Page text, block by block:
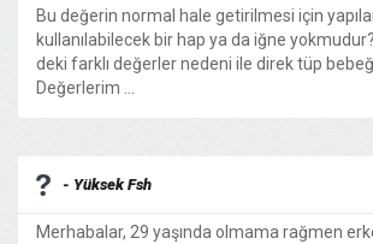
Bu değerin normal hale getirilmesi için
kullanılabilecek bir hap ya da iğne
deki farklı değerler nedeni ile direk tüp
Değerlerim ...
- Yüksek Fsh
Merhabalar, 29 yaşında olmama rağmen